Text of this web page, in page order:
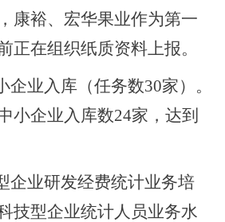
康裕、宏华果业作为第一
正在组织纸质资料上报。
企业入库（任务数30家） 。
小企业入库数24家，达到
企业研发经费统计业务培
技型企业统计人员业务水